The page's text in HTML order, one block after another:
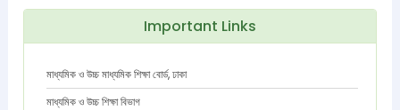
Important Links
মাধ্যমিক ও উচ্চ মাধ্যমিক শিক্ষা বোর্ড, ঢাকা
মাধ্যমিক ও উচ্চ শিক্ষা বিভাগ